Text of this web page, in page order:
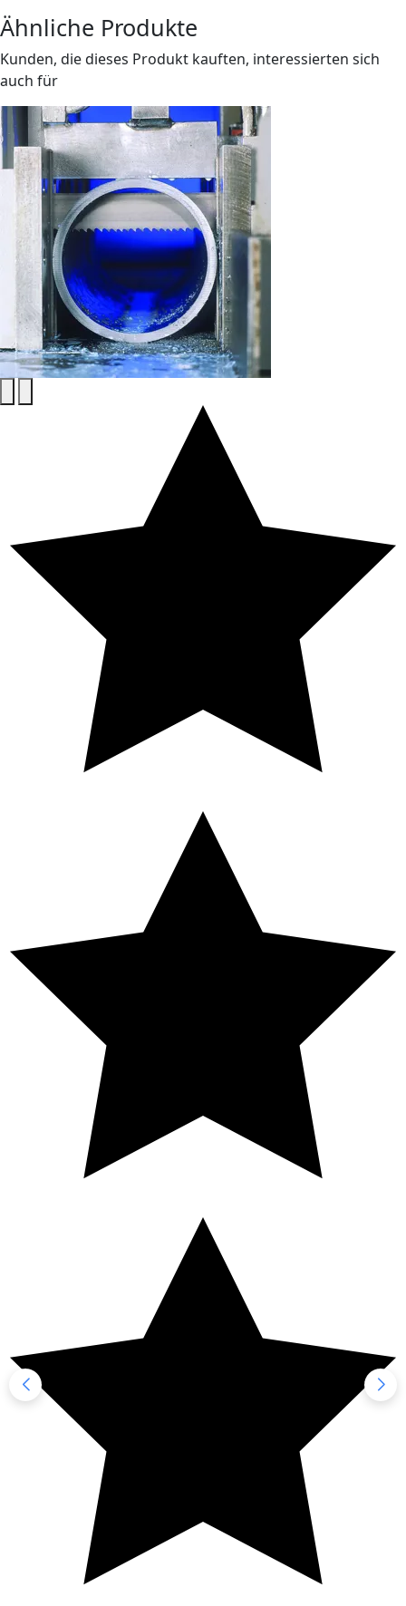
Ähnliche Produkte
Kunden, die dieses Produkt kauften, interessierten sich
auch für